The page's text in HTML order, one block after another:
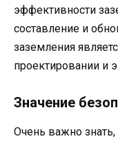
эффективности
составление и
заземления
проектировании и
Значение
Очень важно знать,